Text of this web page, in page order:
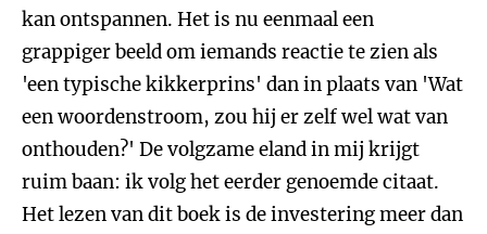
kan ontspannen. Het is nu eenmaal een
grappiger beeld om iemands reactie te zien als
'een typische kikkerprins' dan in plaats van 'Wat
een woordenstroom, zou hij er zelf wel wat van
onthouden?' De volgzame eland in mij krijgt
ruim baan: ik volg het eerder genoemde citaat.
Het lezen van dit boek is de investering meer dan